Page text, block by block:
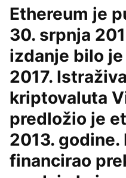
Ethereum je
30. srpnja
izdanje bilo
2017.
kriptovaluta
predložio je
2013. godine.
financirao